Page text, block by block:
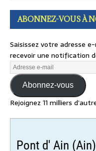
ABONNEZ-VOUS À
Saisissez votre adresse
recevoir une notification
Abonnez-vous
Rejoignez 11 milliers